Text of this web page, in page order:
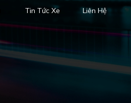
Tin Tức Xe Liên Hệ